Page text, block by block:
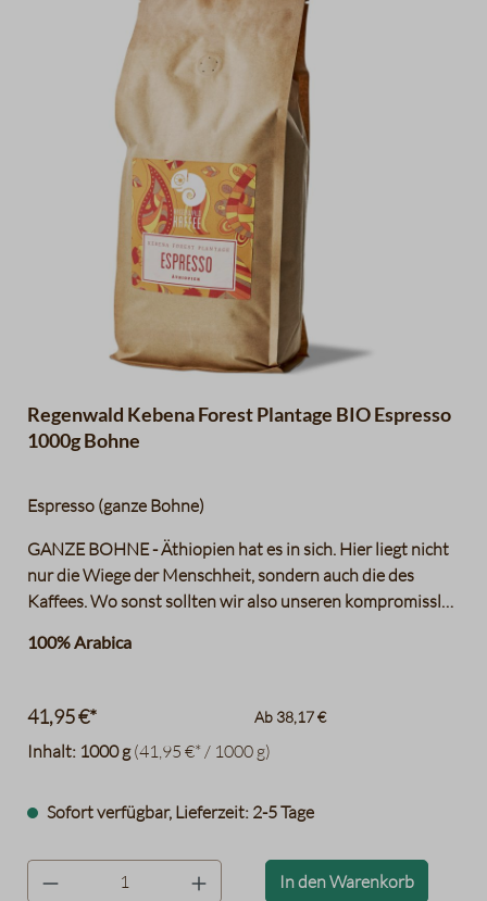
der Gaumen freut sich zusätzlich über Aromen von Zimt
über Lakrize bis hin zu Schokolade.
Regenwald Kebena Forest Plantage BIO Espresso
1000g Bohne
Espresso (ganze Bohne)
GANZE BOHNE - Äthiopien hat es in sich. Hier liegt nicht
nur die Wiege der Menschheit, sondern auch die des
Kaffees. Wo sonst sollten wir also unseren kompromisslos
seiner Entstehungsgeschichte stehen unsere
aufgeschmissen! Sie wissen was ihre Bohnen brauchen
und bekommen deshalb für ihren Kaffe auch beste Preise,
die stets weit über dem Durchschnitt liegen. Nach einer
Ladung erst wieder in unserer Rösterei im Herzen Berlins
ausgewiesener Experte seines Fachs und gibt den Bohnen
alles, was sie brauchen: Zeit, niedrige Temperaturen und
100% Arabica
Inhalt: 1000 g(41,95 €* / 1000 g)
41,95 €* Ab 38,17 €
Sofort verfügbar, Lieferzeit: 2-5 Tage
product.quantityLabel In den Warenkorb